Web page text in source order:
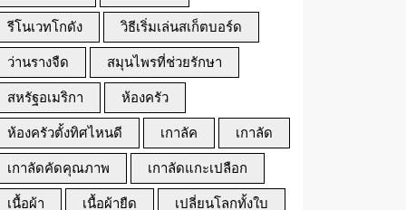
รีโนเวทโกดัง วิธีเริ่มเล่นสเก็ตบอร์ด
ว่านรางจืด สมุนไพรที่ช่วยรักษา
สหรัฐอเมริกา ห้องครัว
ห้องครัวตั้งทิศไหนดี เกาลัค เกาลัด
เกาลัดคัดคุณภาพ เกาลัดแกะเปลือก
เนื้อผ้า เนื้อผ้ายืด เปลี่ยนโลกทั้งใบ